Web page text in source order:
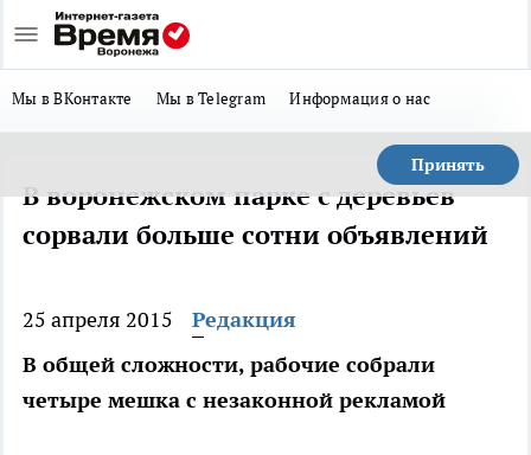
Мы в ВКонтакте Мы в Telegram Информация о нас
Принять
В воронежском парке с деревьев
сорвали больше сотни объявлений
25 апреля 2015
Редакция
В общей сложности, рабочие собрали
четыре мешка с незаконной рекламой